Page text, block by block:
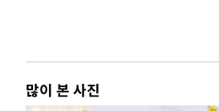
많이 본 사진